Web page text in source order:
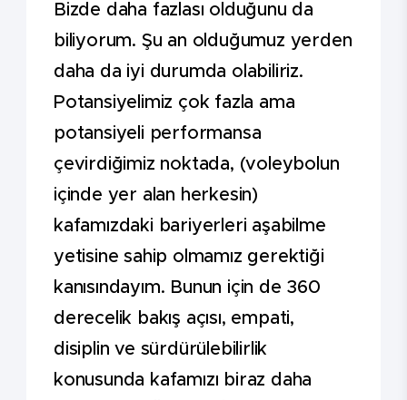
Bizde daha fazlası olduğunu da
biliyorum. Şu an olduğumuz yerden
daha da iyi durumda olabiliriz.
Potansiyelimiz çok fazla ama
potansiyeli performansa
çevirdiğimiz noktada, (voleybolun
içinde yer alan herkesin)
kafamızdaki bariyerleri aşabilme
yetisine sahip olmamız gerektiği
kanısındayım. Bunun için de 360
derecelik bakış açısı, empati,
disiplin ve sürdürülebilirlik
konusunda kafamızı biraz daha